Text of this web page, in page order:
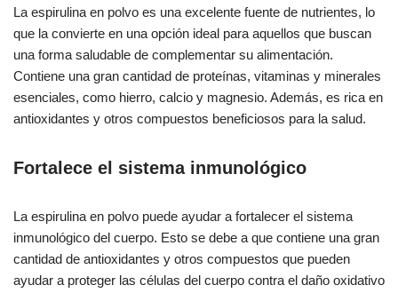
La espirulina en polvo es una excelente fuente de nutrientes, lo
que la convierte en una opción ideal para aquellos que buscan
una forma saludable de complementar su alimentación.
Contiene una gran cantidad de proteínas, vitaminas y minerales
esenciales, como hierro, calcio y magnesio. Además, es rica en
antioxidantes y otros compuestos beneficiosos para la salud.
Fortalece el sistema inmunológico
La espirulina en polvo puede ayudar a fortalecer el sistema
inmunológico del cuerpo. Esto se debe a que contiene una gran
cantidad de antioxidantes y otros compuestos que pueden
ayudar a proteger las células del cuerpo contra el daño oxidativo